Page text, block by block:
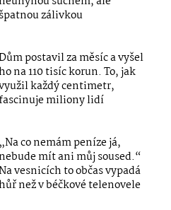
špatnou zálivkou
postavil za měsíc a vyšel
na 110 tisíc korun. To, jak
každý centimetr,
miliony lidí
„Na co nemám peníze já,
nebude mít ani můj soused.“
vesnicích to občas vypadá
než v béčkové telenovele